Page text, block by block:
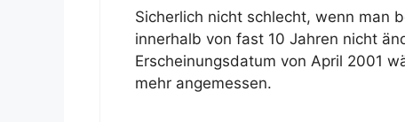
Sicherlich nicht schlecht, wenn man
innerhalb von fast 10 Jahren nicht
Erscheinungsdatum von April 2001
mehr angemessen.